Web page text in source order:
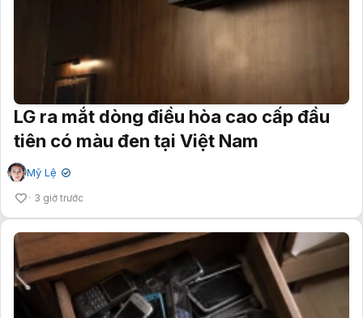
LG ra mắt dòng điều hòa cao cấp đầu
tiên có màu đen tại Việt Nam
Mỹ Lệ ✔
3 giờ trước